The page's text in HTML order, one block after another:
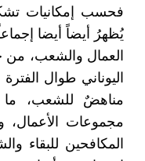
فحسب إمكانيات
يُظهرُ أيضاً أيضا
العمال والشعب،
اليوناني طوال
مناهضٌ للشعب،
مجموعات الأعمال،
المكافحين للبقاء